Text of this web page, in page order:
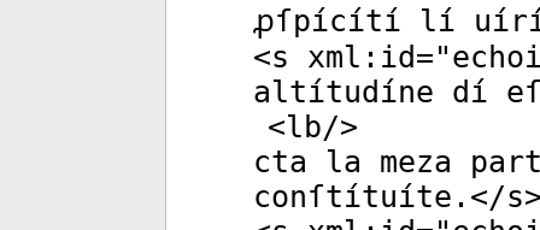
ꝓſpícítí lí
<s xml:id="
altítudíne dí
<lb/>
cta la meza
conſtítuíte.</s